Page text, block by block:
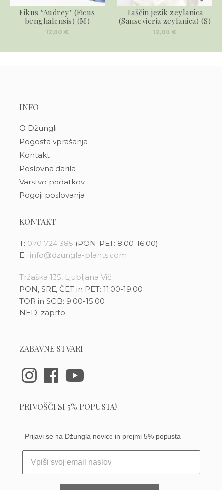
Fikus ‘Audrey’ (Ficus
benghalensis) (M)
12,00 €
Taščin jezik zeylanica
(Sansevieria zeylanica) (S)
12,00 €
INFO
O Džungli
Pogosta vprašanja
Kontakt
Poslovna darila
Varstvo podatkov
Pogoji poslovanja
KONTAKT
T: 070 724 385 (PON-PET: 8:00-16:00)
E: info@dzungla-plants.com
Tržaška 135, Ljubljana Vič
PON, SRE, ČET in PET: 11:00-19:00
TOR in SOB: 9:00-15:00
NED: zaprto
ZABAVNE STVARI
PRIVOŠČI SI 5% POPUSTA!
Prijavi se na Džungla novice in prejmi 5% popusta